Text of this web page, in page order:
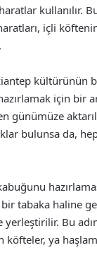
kullanılır.
içli
kültürünün
için bir
günümüze
bulunsa da,
tabaka haline
yerleştirilir. Bu
ya